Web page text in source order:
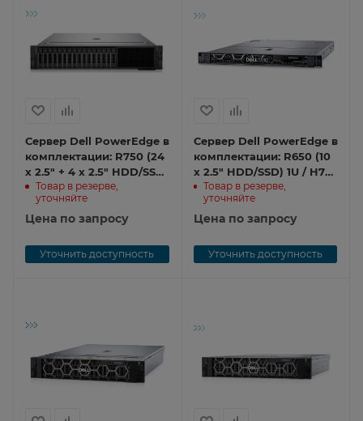
Сервер Dell PowerEdge в
комплектации: R750 (24
x 2.5″ + 4 x 2.5″ HDD/SSD)
2U / H755 8Gb / iDRAC 9
Enterprise / 2x1Gb / LCD
Bezel / 2x1400W / Sliding
Товар в резерве,
уточняйте
Цена по запросу
Уточнить доступность
Сервер Dell PowerEdge в
комплектации: R650 (10
x 2.5″ HDD/SSD) 1U / H755
8Gb / iDRAC 9 Enterprise
/ 2x1Gb / LCD Bezel /
2x800W / Sliding Rails
Товар в резерве,
уточняйте
Цена по запросу
Уточнить доступность